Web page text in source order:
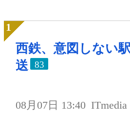
西鉄、意図しない
送
83
08月07日 13:40